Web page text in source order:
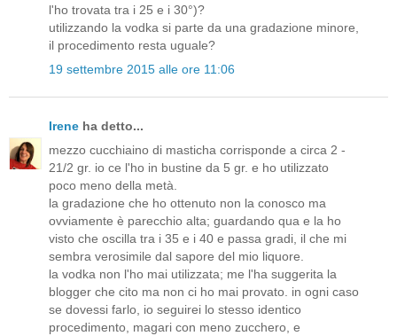
l'ho trovata tra i 25 e i 30°)?
utilizzando la vodka si parte da una gradazione minore,
il procedimento resta uguale?
19 settembre 2015 alle ore 11:06
Irene ha detto...
mezzo cucchiaino di masticha corrisponde a circa 2 -
21/2 gr. io ce l'ho in bustine da 5 gr. e ho utilizzato
poco meno della metà.
la gradazione che ho ottenuto non la conosco ma
ovviamente è parecchio alta; guardando qua e la ho
visto che oscilla tra i 35 e i 40 e passa gradi, il che mi
sembra verosimile dal sapore del mio liquore.
la vodka non l'ho mai utilizzata; me l'ha suggerita la
blogger che cito ma non ci ho mai provato. in ogni caso
se dovessi farlo, io seguirei lo stesso identico
procedimento, magari con meno zucchero, e